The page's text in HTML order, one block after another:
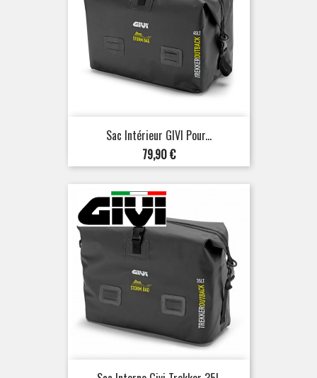
Sac Intérieur GIVI Pour...
Prix
79,90 €